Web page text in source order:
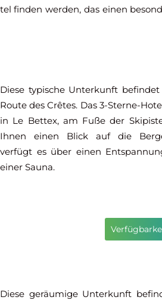
finden werden, das einen
Diese typische Unterkunft
Route des Crêtes. Das 3-Sterne-
in Le Bettex, am Fuße der
Ihnen einen Blick auf die
verfügt es über einen
einer Sauna.
Diese geräumige Unterkunft